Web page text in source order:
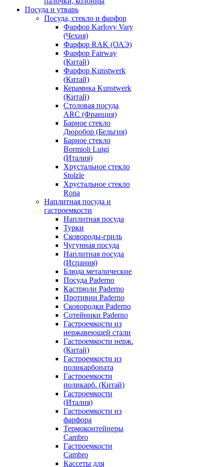
Посуда и утварь
Посуда, стекло и фарфор
Фарфор Karlovy Vary
(Чехия)
Фарфор RAK (ОАЭ)
Фарфор Fairway
(Китай)
Фарфор Kunstwerk
(Китай)
Керамика Kunstwerk
(Китай)
Столовая посуда
ARC (Франция)
Барное стекло
Дюробор (Бельгия)
Барное стекло
Bormioli Luigi
(Италия)
Хрустальное стекло
Stolzle
Хрустальное стекло
Rona
Наплитная посуда и
гастроемкости
Наплитная посуда
Турки
Сковороды-гриль
Чугунная посуда
Наплитная посуда
(Испания)
Блюда металические
Посуда Paderno
Кастрюли Paderno
Противни Paderno
Сковородки Paderno
Сотейники Paderno
Гастроемкости из
нержавеющей стали
Гастроемкости нерж.
(Китай)
Гастроемкости из
поликарбоната
Гастроемкости
поликарб. (Китай)
Гастроемкости
(Италия)
Гастроемкости из
фарфора
Термоконтейнеры
Cambro
Гастроемкости
Cambro
Кассеты для